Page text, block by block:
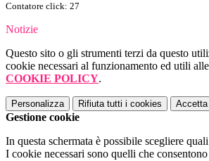
Contatore click: 27
Notizie
Questo sito o gli strumenti terzi da questo
cookie necessari al funzionamento ed utili
COOKIE POLICY.
Personalizza Rifiuta tutti i cookies
Gestione cookie
In questa schermata è possibile scegliere
I cookie necessari sono quelli che